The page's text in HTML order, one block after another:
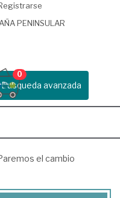
PENINSULAR
Busqueda avanzada
0
el cambio